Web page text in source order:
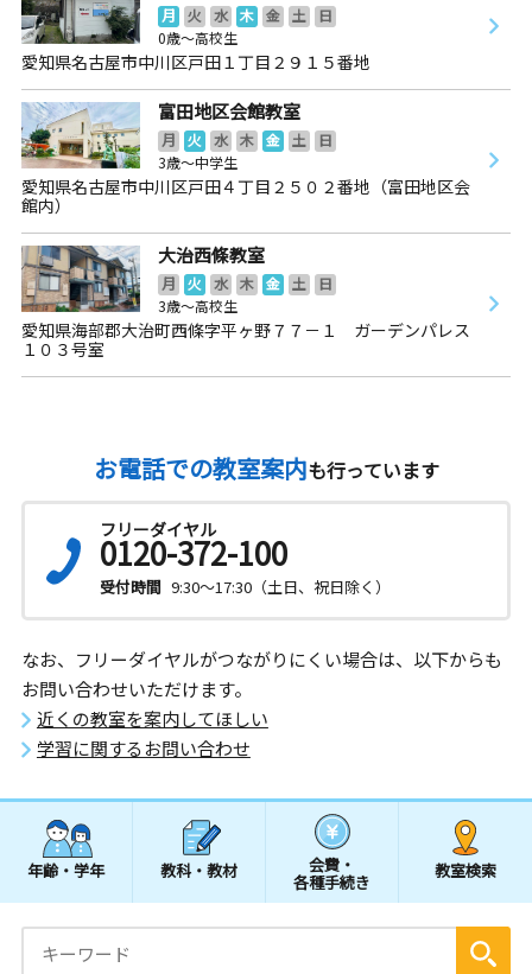
月 火 水 木 金 土
日
0歳～高校生
愛知県名古屋市中川区戸田１丁目２９１５番地
富田地区会館教室
月 火 水 木 金 土
日
3歳～中学生
愛知県名古屋市中川区戸田４丁目２５０２番地（富田地区会
館内）
大治西條教室
月 火 水 木 金 土
日
3歳～高校生
愛知県海部郡大治町西條字平ヶ野７７－１ ガーデンパレス
１０３号室
お電話での教室案内も行っています
フリーダイヤル
0120-372-100
受付時間 9:30～17:30（土日、祝日除く）
なお、フリーダイヤルがつながりにくい場合は、以下からも
お問い合わせいただけます。
近くの教室を案内してほしい
学習に関するお問い合わせ
年齢・学年 教科・教材 会費・
各種手続き
教室検索